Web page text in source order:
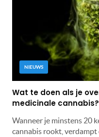
NIEUWS
Wat te doen als je
medicinale cannabis?
Wanneer je minstens 20
cannabis rookt,